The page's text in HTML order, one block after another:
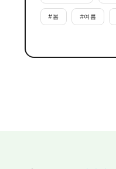
#봄 #여름